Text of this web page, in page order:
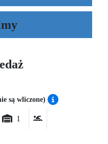
są wliczone)
1